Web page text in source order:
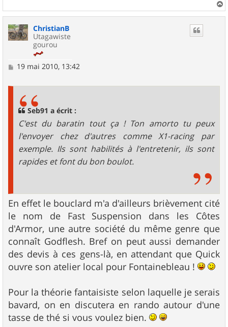
a
ChristianB
Utagawiste
gourou
M19 mai 2010, 13:42
Seb91 a écrit :
C'est du baratin tout ça ! Ton amorto tu peux
l'envoyer chez d'autres comme X1-racing par
exemple. Ils sont habilités à l'entretenir, ils sont
rapides et font du bon boulot.
En effet le bouclard m'a d'ailleurs brièvement cité
le nom de Fast Suspension dans les Côtes
d'Armor, une autre société du même genre que
connaît Godflesh. Bref on peut aussi demander
des devis à ces gens-là, en attendant que Quick
ouvre son atelier local pour Fontainebleau !
Pour la théorie fantaisiste selon laquelle je serais
bavard, on en discutera en rando autour d'une
tasse de thé si vous voulez bien.